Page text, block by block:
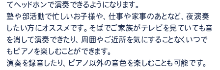
てヘッドホンで演奏できるようになります。
塾や部活動で忙しいお子様や、仕事や家事のあとなど、夜演奏
したい方にオススメです。そばでご家族がテレビを見ていても音
を消して演奏できたり、周囲やご近所を気にすることなくいつで
もピアノを楽しむことができます。
演奏を録音したり、ピアノ以外の音色を楽しむことも可能です。